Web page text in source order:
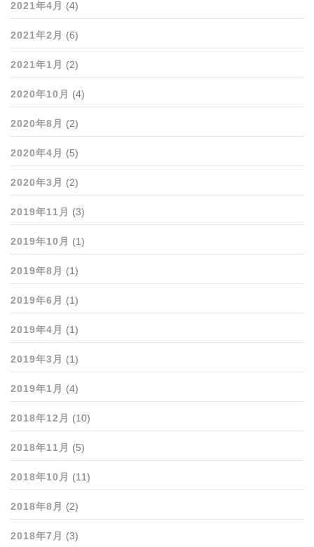
2021年4月 (4)
2021年2月 (6)
2021年1月 (2)
2020年10月 (4)
2020年8月 (2)
2020年4月 (5)
2020年3月 (2)
2019年11月 (3)
2019年10月 (1)
2019年8月 (1)
2019年6月 (1)
2019年4月 (1)
2019年3月 (1)
2019年1月 (4)
2018年12月 (10)
2018年11月 (5)
2018年10月 (11)
2018年8月 (2)
2018年7月 (3)